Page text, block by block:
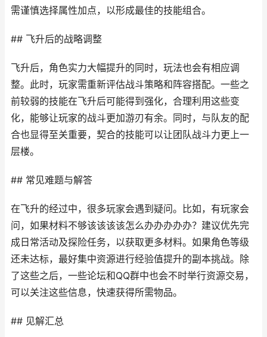
需谨慎选择属性加点，以形成最佳的技能组合。
## 飞升后的战略调整
飞升后，角色实力大幅提升的同时，玩法也会有相应调
整。此时，玩家需重新评估战斗策略和阵容搭配。一些之
前较弱的技能在飞升后可能得到强化，合理利用这些变
化，能够让玩家的战斗更加游刃有余。同时，与队友的配
合也显得至关重要，契合的技能可以让团队战斗力更上一
层楼。
## 常见难题与解答
在飞升的经过中，很多玩家会遇到疑问。比如，有玩家会
问，如果材料不够该该该该怎么办办办办办？建议优先完
成日常活动及探险任务，以获取更多材料。如果角色等级
还未达标，最好集中资源进行经验值提升的副本挑战。除
了这些之后，一些论坛和QQ群中也会不时举行资源交易，
可以关注这些信息，快速获得所需物品。
## 见解汇总